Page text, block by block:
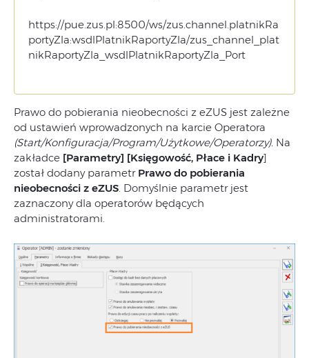
https://pue.zus.pl:8500/ws/zus.channel.platnikRa
portyZla:wsdlPlatnikRaportyZla/zus_channel_plat
nikRaportyZla_wsdlPlatnikRaportyZla_Port
Prawo do pobierania nieobecności z eZUS jest zależne
od ustawień wprowadzonych na karcie Operatora
(Start/Konfiguracja/Program/Użytkowe/Operatorzy). Na
zakładce [Parametry] [Księgowość, Płace i Kadry]
został dodany parametr Prawo do pobierania
nieobecności z eZUS. Domyślnie parametr jest
zaznaczony dla operatorów będących
administratorami.